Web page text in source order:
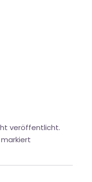
veröffentlicht.
markiert